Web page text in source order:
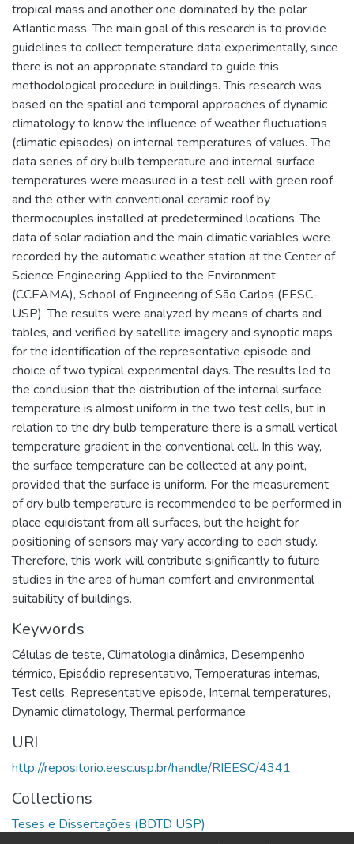
tropical mass and another one dominated by the polar
Atlantic mass. The main goal of this research is to provide
guidelines to collect temperature data experimentally, since
there is not an appropriate standard to guide this
methodological procedure in buildings. This research was
based on the spatial and temporal approaches of dynamic
climatology to know the influence of weather fluctuations
(climatic episodes) on internal temperatures of values. The
data series of dry bulb temperature and internal surface
temperatures were measured in a test cell with green roof
and the other with conventional ceramic roof by
thermocouples installed at predetermined locations. The
data of solar radiation and the main climatic variables were
recorded by the automatic weather station at the Center of
Science Engineering Applied to the Environment
(CCEAMA), School of Engineering of São Carlos (EESC-
USP). The results were analyzed by means of charts and
tables, and verified by satellite imagery and synoptic maps
for the identification of the representative episode and
choice of two typical experimental days. The results led to
the conclusion that the distribution of the internal surface
temperature is almost uniform in the two test cells, but in
relation to the dry bulb temperature there is a small vertical
temperature gradient in the conventional cell. In this way,
the surface temperature can be collected at any point,
provided that the surface is uniform. For the measurement
of dry bulb temperature is recommended to be performed in
place equidistant from all surfaces, but the height for
positioning of sensors may vary according to each study.
Therefore, this work will contribute significantly to future
studies in the area of human comfort and environmental
suitability of buildings.
Keywords
Células de teste, Climatologia dinâmica, Desempenho
térmico, Episódio representativo,Temperaturas internas,
Test cells, Representative episode, Internal temperatures,
Dynamic climatology,Thermal performance
URI
http://repositorio.eesc.usp.br/handle/RIEESC/4341
Collections
Teses e Dissertações (BDTD USP)